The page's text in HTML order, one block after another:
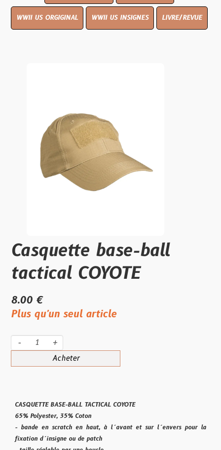
WWII US ORGIGINAL WWII US INSIGNES LIVRE/REVUE
Casquette base-ball
tactical COYOTE
8.00 €
Plus qu'un seul article
- +
Acheter
CASQUETTE BASE-BALL TACTICAL COYOTE
65% Polyester, 35% Coton
- bande en scratch en haut, à l´avant et sur l´envers pour la
fixation d´insigne ou de patch